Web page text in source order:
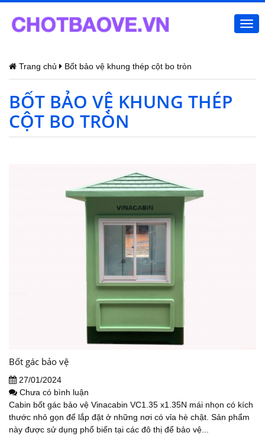
Trang chủ Bốt bảo vệ khung thép cột bo tròn
BỐT BẢO VỆ KHUNG THÉP
CỘT BO TRÒN
Bốt gác bảo vệ
27/01/2024
Chưa có bình luận
Cabin bốt gác bảo vệ Vinacabin VC1.35 x1.35N mái nhọn có kích
thước nhỏ gọn để lắp đặt ở những nơi có vỉa hè chật. Sản phẩm
này được sử dụng phổ biến tại các đô thị để bảo vệ...